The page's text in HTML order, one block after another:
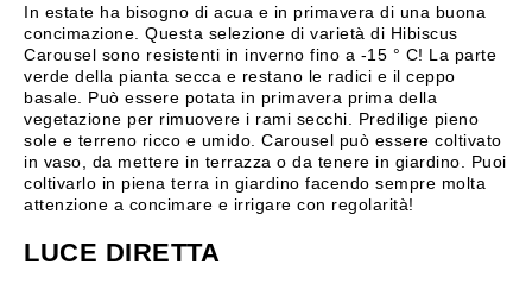
In estate ha bisogno di acua e in primavera di una buona
concimazione. Questa selezione di varietà di Hibiscus
Carousel sono resistenti in inverno fino a -15 ° C! La parte
verde della pianta secca e restano le radici e il ceppo
basale. Può essere potata in primavera prima della
vegetazione per rimuovere i rami secchi. Predilige pieno
sole e terreno ricco e umido. Carousel può essere coltivato
in vaso, da mettere in terrazza o da tenere in giardino. Puoi
coltivarlo in piena terra in giardino facendo sempre molta
attenzione a concimare e irrigare con regolarità!
LUCE DIRETTA